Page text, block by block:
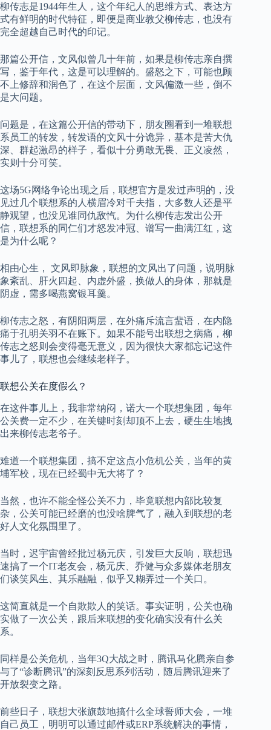
柳传志是1944年生人，这个年纪人的思维方式、表达方
式有鲜明的时代特征，即便是商业教父柳传志，也没有
完全超越自己时代的印记。
那篇公开信，文风似曾几十年前，如果是柳传志亲自撰
写，鉴于年代，这是可以理解的。盛怒之下，可能也顾
不上修辞和润色了，在这个层面，文风偏激一些，倒不
是大问题。
问题是，在这篇公开信的带动下，朋友圈看到一堆联想
系员工的转发，转发语的文风十分诡异，基本是苦大仇
深、群起激昂的样子，看似十分勇敢无畏、正义凌然，
实则十分可笑。
这场5G网络争论出现之后，联想官方是发过声明的，没
见过几个联想系的人横眉冷对千夫指，大多数人还是平
静观望，也没见谁同仇敌忾。为什么柳传志发出公开
信，联想系的同仁们才怒发冲冠、谱写一曲满江红，这
是为什么呢？
相由心生， 文风即脉象，联想的文风出了问题，说明脉
象紊乱、肝火四起、内虚外盛，换做人的身体，那就是
阴虚，需多喝燕窝银耳羹。
柳传志之怒，有阴阳两层，在外痛斥流言蜚语，在内隐
痛于孔明关羽不在账下。如果不能号出联想之病痛，柳
传志之怒则会变得毫无意义，因为很快大家都忘记这件
事儿了，联想也会继续老样子。
联想公关在度假么？
在这件事儿上，我非常纳闷，诺大一个联想集团，每年
公关费一定不少，在关键时刻却顶不上去，硬生生地拽
出来柳传志老爷子。
难道一个联想集团，搞不定这点小危机公关，当年的黄
埔军校，现在已经蜀中无大将了？
当然，也许不能全怪公关不力，毕竟联想内部比较复
杂，公关可能已经磨的也没啥脾气了，融入到联想的老
好人文化氛围里了。
当时，迟宇宙曾经批过杨元庆，引发巨大反响，联想迅
速搞了一个IT老友会，杨元庆、乔健与众多媒体老朋友
们谈笑风生、其乐融融，似乎又糊弄过一个关口。
这简直就是一个自欺欺人的笑话。事实证明，公关也确
实做了一次公关，跟后来联想的变化确实没有什么关
系。
同样是公关危机，当年3Q大战之时，腾讯马化腾亲自参
与了“诊断腾讯”的深刻反思系列活动，随后腾讯迎来了
开放裂变之路。
前些日子，联想大张旗鼓地搞什么全球誓师大会，一堆
自己员工，明明可以通过邮件或ERP系统解决的事情，